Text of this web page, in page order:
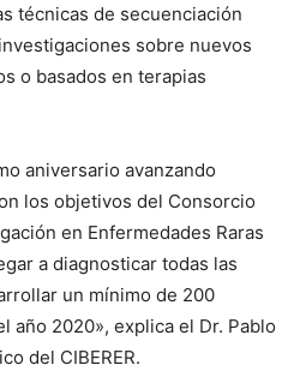
técnicas de secuenciación
sobre nuevos
o basados en terapias
aniversario avanzando
los objetivos del Consorcio
en Enfermedades Raras
a diagnosticar todas las
un mínimo de 200
año 2020», explica el Dr. Pablo
del CIBERER.